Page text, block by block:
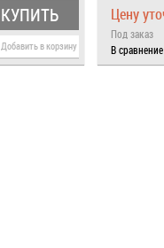
КУПИТЬ
Добавить в корзину
цвета),
Цену
Под заказ
В сравнение